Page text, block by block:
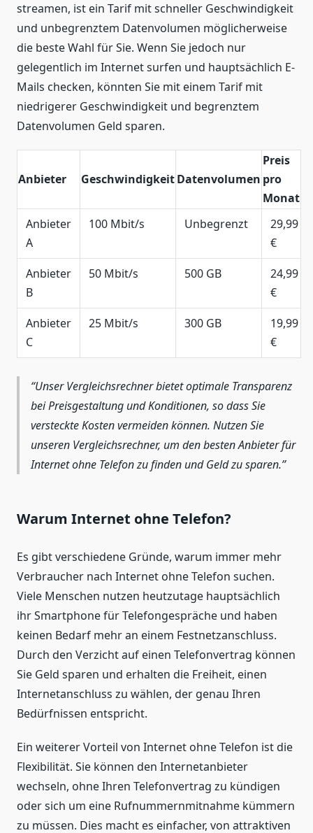
streamen, ist ein Tarif mit schneller Geschwindigkeit
und unbegrenztem Datenvolumen möglicherweise
die beste Wahl für Sie. Wenn Sie jedoch nur
gelegentlich im Internet surfen und hauptsächlich E-
Mails checken, könnten Sie mit einem Tarif mit
niedrigerer Geschwindigkeit und begrenztem
Datenvolumen Geld sparen.
Anbieter GeschwindigkeitDatenvolumen
Preis
pro
Monat
Anbieter
A
100 Mbit/s Unbegrenzt
29,99
€
Anbieter
B
50 Mbit/s 500 GB
24,99
€
Anbieter
C
25 Mbit/s 300 GB
19,99
€
Unser Vergleichsrechner bietet optimale Transparenz
bei Preisgestaltung und Konditionen, so dass Sie
versteckte Kosten vermeiden können. Nutzen Sie
unseren Vergleichsrechner, um den besten Anbieter für
Internet ohne Telefon zu finden und Geld zu sparen.
Warum Internet ohne Telefon?
Es gibt verschiedene Gründe, warum immer mehr
Verbraucher nach Internet ohne Telefon suchen.
Viele Menschen nutzen heutzutage hauptsächlich
ihr Smartphone für Telefongespräche und haben
keinen Bedarf mehr an einem Festnetzanschluss.
Durch den Verzicht auf einen Telefonvertrag können
Sie Geld sparen und erhalten die Freiheit, einen
Internetanschluss zu wählen, der genau Ihren
Bedürfnissen entspricht.
Ein weiterer Vorteil von Internet ohne Telefon ist die
Flexibilität. Sie können den Internetanbieter
wechseln, ohne Ihren Telefonvertrag zu kündigen
oder sich um eine Rufnummernmitnahme kümmern
zu müssen. Dies macht es einfacher, von attraktiven